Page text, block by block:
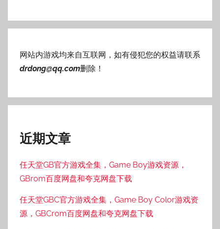
网站内游戏均来自互联网，如有侵犯您的权益请联系
drdong@qq.com删除！
近期文章
任天堂GB官方游戏全集，Game Boy游戏资源，
GBrom百度网盘和夸克网盘下载
任天堂GBC官方游戏全集，Game Boy Color游戏资
源，GBCrom百度网盘和夸克网盘下载